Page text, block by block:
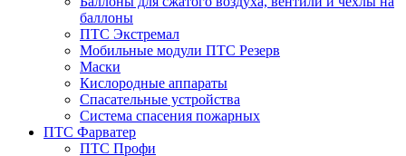
баллоны
ПТС Экстремал
Мобильные модули ПТС Резерв
Маски
Кислородные аппараты
Спасательные устройства
Система спасения пожарных
ПТС Фарватер
ПТС Профи